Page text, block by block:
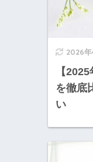
2026年
【
を徹底
い